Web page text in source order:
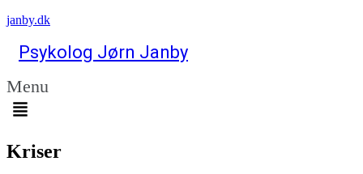
janby.dk
Psykolog Jørn Janby
Menu
Kriser